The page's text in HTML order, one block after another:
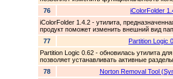
76
iColorFolder
iColorFolder 1.4.2 - утилита,
продукт поможет изменить внешний вид
77
Partition Logic
Partition Logic 0.62 - обновилась утилита
позволяет устанавливать активные
78
Norton Removal Tool